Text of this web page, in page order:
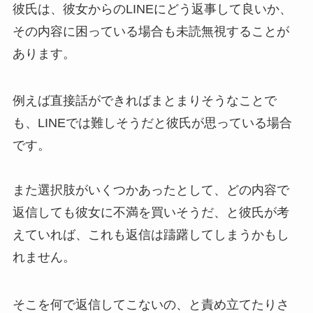
彼氏は、彼女からのLINEにどう返事して良いか、
その内容に困っている場合も未読無視することが
あります。
例えば直接話ができればまとまりそうなことで
も、LINEでは難しそうだと彼氏が思っている場合
です。
また選択肢がいくつかあったとして、どの内容で
返信しても彼女に不満を買いそうだ、と彼氏が考
えていれば、これも返信は躊躇してしまうかもし
れません。
そこを何で返信してこないの、と責め立てたりさ